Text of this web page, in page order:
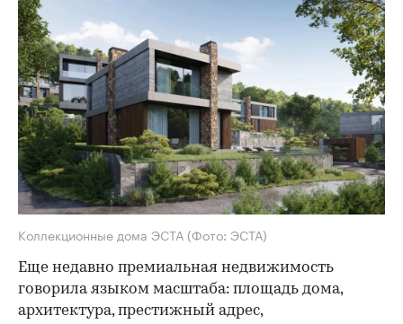
Коллекционные дома ЭСТА (Фото: ЭСТА)
Еще недавно премиальная недвижимость
говорила языком масштаба: площадь дома,
архитектура, престижный адрес,